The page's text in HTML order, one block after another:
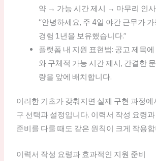
약 → 가능 시간 제시 → 마무리 인사
“안녕하세요, 주 4일 야간 근무가
경험 1년을 보유했습니다.”
플랫폼 내 지원 표현법: 공고 제목
와 구체적 가능 시간 제시, 간결한
량을 앞에 배치합니다.
이러한 기초가 갖춰지면 실제 구현 과정에
구 선택과 설정입니다. 이력서 작성 요령
준비를 다룰 때도 같은 원칙이 크게 작용
이력서 작성 요령과 효과적인 지원 준비